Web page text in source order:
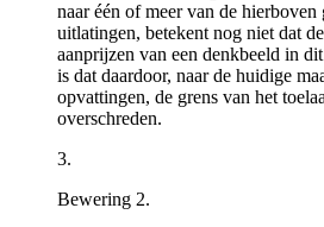
naar één of meer van de hierboven
uitlatingen, betekent nog niet dat
aanprijzen van een denkbeeld in
is dat daardoor, naar de huidige
opvattingen, de grens van het
overschreden.
3.
Bewering 2.